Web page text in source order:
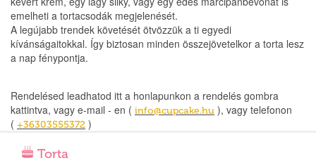
emelheti a tortacsodák megjelenését.
A legújabb trendek követését ötvözzük a ti egyedi
kívánságaitokkal. Így biztosan minden összejövetelkor a torta lesz
a nap fénypontja.
Rendelésed leadhatod itt a honlapunkon a rendelés gombra
kattintva, vagy e-mail - en ( info@cupcake.hu ), vagy telefonon
( +36303555372 )
Torta